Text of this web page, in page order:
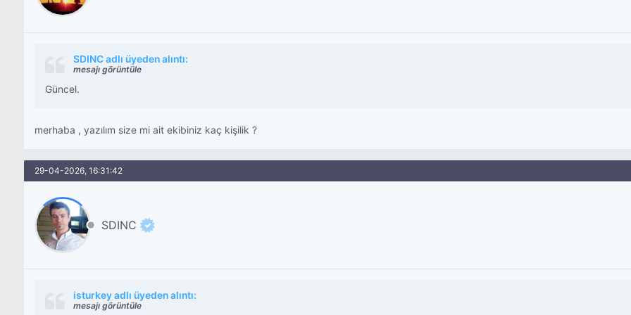
SDINC adlı üyeden alıntı:
mesajı görüntüle
Güncel.
merhaba , yazılım size mi ait ekibiniz kaç kişilik ?
29-04-2026, 16:31:42
SDINC
isturkey adlı üyeden alıntı:
mesajı görüntüle